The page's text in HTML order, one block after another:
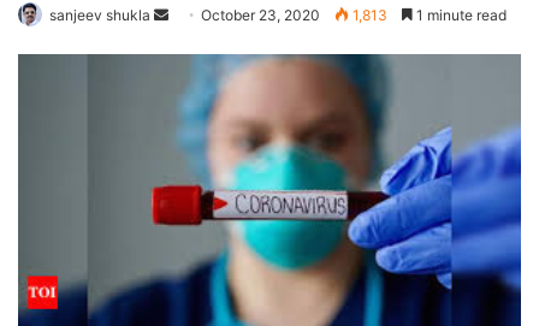
sanjeev shukla
SendOctober 23, 2020 1,813 1 minute read